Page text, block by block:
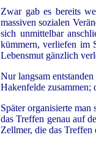
Zwar gab es bereits
massiven sozialen
sich unmittelbar
kümmern, verliefen im
Lebensmut gänzlich
Nur langsam
Hakenfelde zusammen;
Später organisierte
das Treffen genau auf
Zellmer, die das